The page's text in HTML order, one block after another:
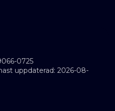
0725
uppdaterad: 2026-08-